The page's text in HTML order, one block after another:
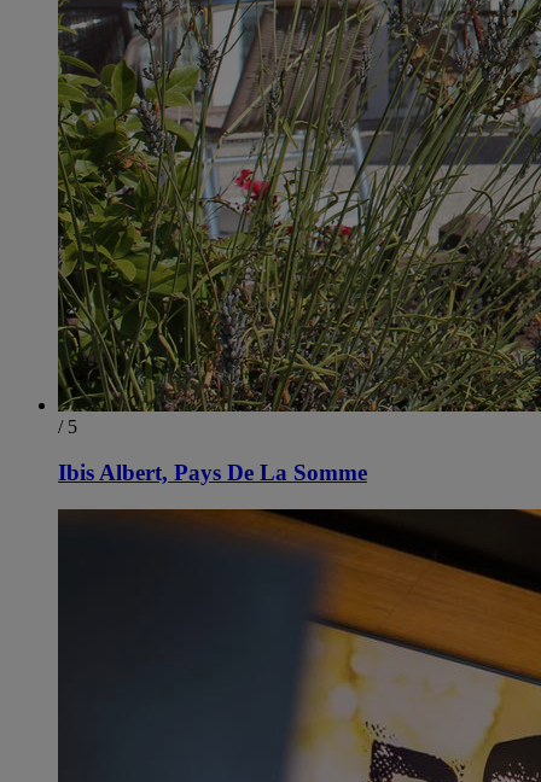
/ 5
Ibis Albert, Pays De La Somme